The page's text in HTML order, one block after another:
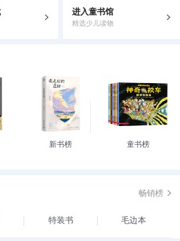
进入童书馆
精选少儿读物
新书榜 童书榜
畅销榜
特装书 毛边本